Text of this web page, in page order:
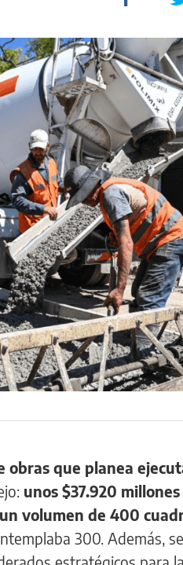
obras que planea
unos $37.920
volumen de 400
300. Además,